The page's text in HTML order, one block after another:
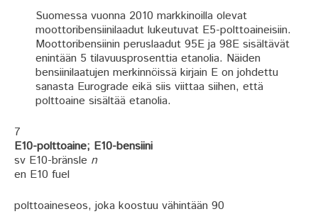
Suomessa vuonna 2010 markkinoilla olevat
moottoribensiinilaadut lukeutuvat E5-polttoaineisiin.
Moottoribensiinin peruslaadut 95E ja 98E sisältävät
enintään 5 tilavuusprosenttia etanolia. Näiden
bensiinilaatujen merkinnöissä kirjain E on johdettu
sanasta Eurograde eikä siis viittaa siihen, että
polttoaine sisältää etanolia.
7
E10-polttoaine; E10-bensiini
sv E10-bränsle n
en E10 fuel
polttoaineseos, joka koostuu vähintään 90